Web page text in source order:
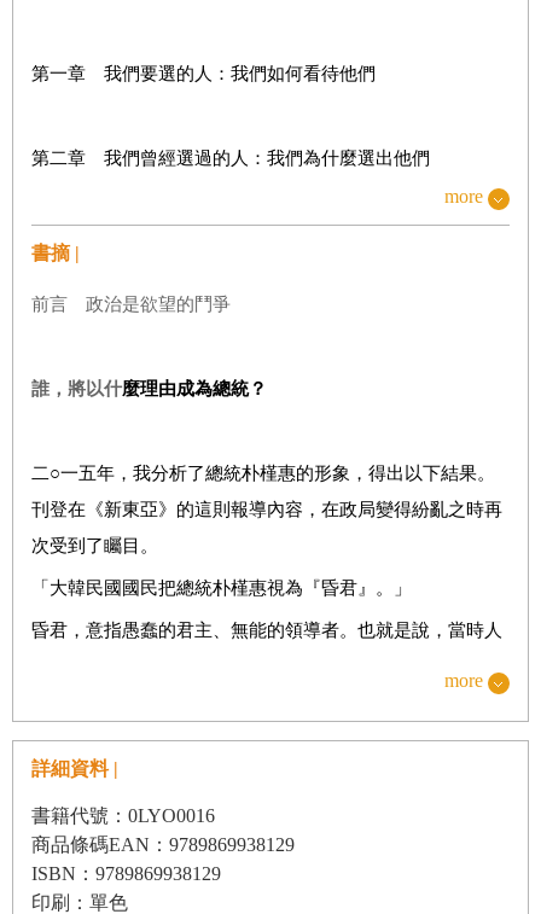
第一章 我們要選的人：我們如何看待他們
第二章 我們曾經選過的人：我們為什麼選出他們
第三章 選民：我們是誰
第六章 成為主人的政治
結語 選舉是開始
more
書摘 |
前言 政治是欲望的鬥爭
誰，將以什麼理由成為總統？
二○一五年，我分析了總統朴槿惠的形象，得出以下結果。
刊登在《新東亞》的這則報導內容，在政局變得紛亂之時再
次受到了矚目。
「大韓民國國民把總統朴槿惠視為『昏君』。」
昏君，意指愚蠢的君主、無能的領導者。也就是說，當時人
怎樣看待這個人物。然而，只要匯集人們眼中特定人物的形
象，卻可以驚奇地發現那個人物在現實中追求著什麼、在危
機或矛盾狀況下會做出什麼行動的線索。
昏君可以用「傀儡」來重新詮釋。「朴槿惠－崔順實門」顯
示，傀儡坐上了大韓民國頂端的這個分析，並非推測，而是
more
詳細資料 |
書籍代號：0LYO0016
商品條碼EAN：9789869938129
ISBN：9789869938129
印刷：單色